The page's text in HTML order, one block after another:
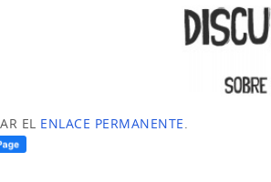
EL ENLACE PERMANENTE